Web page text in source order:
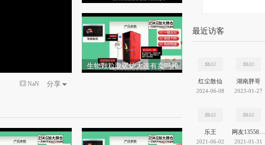
NaN 分享
少钱
生物颗粒取暖炉大连有卖吗和
最近访客
红尘散仙
2024-06-08
湖南胖哥
2023-01-27
乐王
2021-06-02
网友13558950888148418
2021-01-31